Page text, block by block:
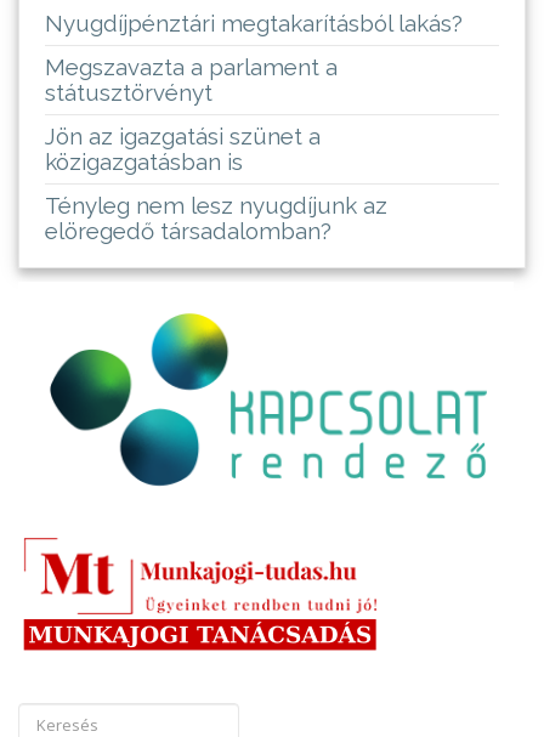
Nyugdíjpénztári megtakarításból lakás?
Megszavazta a parlament a
státusztörvényt
Jön az igazgatási szünet a
közigazgatásban is
Tényleg nem lesz nyugdíjunk az
elöregedő társadalomban?